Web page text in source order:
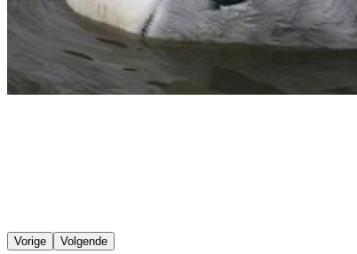
Vorige Volgende